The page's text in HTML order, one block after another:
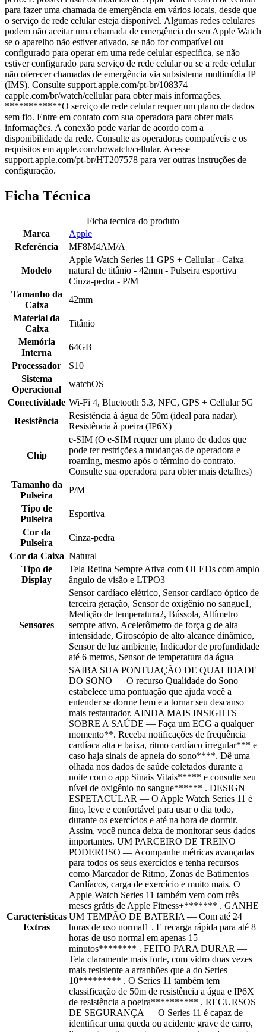
para fazer uma chamada de emergência em vários locais, desde que
o serviço de rede celular esteja disponível. Algumas redes celulares
podem não aceitar uma chamada de emergência do seu Apple Watch
se o aparelho não estiver ativado, se não for compatível ou
configurado para operar em uma rede celular específica, se não
estiver configurado para serviço de rede celular ou se a rede celular
não oferecer chamadas de emergência via subsistema multimídia IP
(IMS). Consulte support.apple.com/pt-br/108374
eapple.com/br/watch/cellular para obter mais informações.
************O serviço de rede celular requer um plano de dados
sem fio. Entre em contato com sua operadora para obter mais
informações. A conexão pode variar de acordo com a
disponibilidade da rede. Consulte as operadoras compatíveis e os
requisitos em apple.com/br/watch/cellular. Acesse
support.apple.com/pt-br/HT207578 para ver outras instruções de
configuração.
Ficha Técnica
Ficha tecnica do produto
Marca
Apple
Referência
MF8M4AM/A
Modelo
Apple Watch Series 11 GPS + Cellular - Caixa
natural de titânio - 42mm - Pulseira esportiva
Cinza-pedra - P/M
Tamanho da
Caixa
42mm
Material da
Caixa
Titânio
Memória
Interna
64GB
Processador
S10
Sistema
Operacional
watchOS
Conectividade Wi-Fi 4, Bluetooth 5.3, NFC, GPS + Cellular 5G
Resistência
Resistência à água de 50m (ideal para nadar).
Resistência à poeira (IP6X)
Chip
e-SIM (O e-SIM requer um plano de dados que
pode ter restrições a mudanças de operadora e
roaming, mesmo após o término do contrato.
Consulte sua operadora para obter mais detalhes)
Tamanho da
Pulseira
P/M
Tipo de
Pulseira
Esportiva
Cor da
Pulseira
Cinza-pedra
Cor da Caixa Natural
Tipo de
Display
Tela Retina Sempre Ativa com OLEDs com amplo
ângulo de visão e LTPO3
Sensores
Sensor cardíaco elétrico, Sensor cardíaco óptico de
terceira geração, Sensor de oxigênio no sangue1,
Medição de temperatura2, Bússola, Altímetro
sempre ativo, Acelerômetro de força g de alta
intensidade, Giroscópio de alto alcance dinâmico,
Sensor de luz ambiente, Indicador de profundidade
até 6 metros, Sensor de temperatura da água
Características
Extras
SAIBA SUA PONTUAÇÃO DE QUALIDADE
DO SONO — O recurso Qualidade do Sono
estabelece uma pontuação que ajuda você a
entender se dorme bem e a tornar seu descanso
mais restaurador. AINDA MAIS INSIGHTS
SOBRE A SAÚDE — Faça um ECG a qualquer
momento**. Receba notificações de frequência
cardíaca alta e baixa, ritmo cardíaco irregular*** e
caso haja sinais de apneia do sono****. Dê uma
olhada nos dados de saúde coletados durante a
noite com o app Sinais Vitais***** e consulte seu
nível de oxigênio no sangue****** . DESIGN
ESPETACULAR — O Apple Watch Series 11 é
fino, leve e confortável para usar o dia todo,
durante os exercícios e até na hora de dormir.
Assim, você nunca deixa de monitorar seus dados
importantes. UM PARCEIRO DE TREINO
PODEROSO — Acompanhe métricas avançadas
para todos os seus exercícios e tenha recursos
como Marcador de Ritmo, Zonas de Batimentos
Cardíacos, carga de exercício e muito mais. O
Apple Watch Series 11 também vem com três
meses grátis de Apple Fitness+******* . GANHE
UM TEMPÃO DE BATERIA — Com até 24
horas de uso normal1 . E recarga rápida para até 8
horas de uso normal em apenas 15
minutos******** . FEITO PARA DURAR —
Tela claramente mais forte, com vidro duas vezes
mais resistente a arranhões que a do Series
10********* . O Series 11 também tem
classificação de 50m de resistência a água e IP6X
de resistência a poeira********** . RECURSOS
DE SEGURANÇA — O Series 11 é capaz de
identificar uma queda ou acidente grave de carro,